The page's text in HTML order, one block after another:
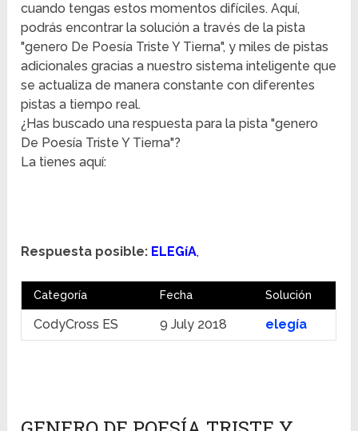
cuando tengas estos momentos difíciles. Aquí,
podrás encontrar la solución a través de la pista
"genero De Poesía Triste Y Tierna", y miles de pistas
adicionales gracias a nuestro sistema inteligente que
se actualiza de manera constante con diferentes
pistas a tiempo real.
¿Has buscado una respuesta para la pista "genero
De Poesía Triste Y Tierna"?
La tienes aquí:
Respuesta posible: ELEGíA,
Categoría Fecha Solución
CodyCross ES 9 July 2018 elegía